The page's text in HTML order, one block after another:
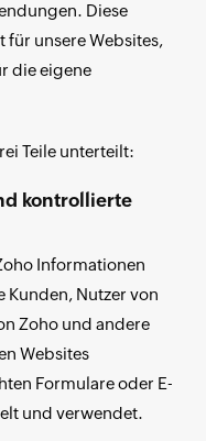
Diese
unsere Websites,
die eigene
Teile unterteilt:
kontrollierte
Informationen
Kunden, Nutzer von
Zoho und andere
Websites
Formulare oder E-
und verwendet.